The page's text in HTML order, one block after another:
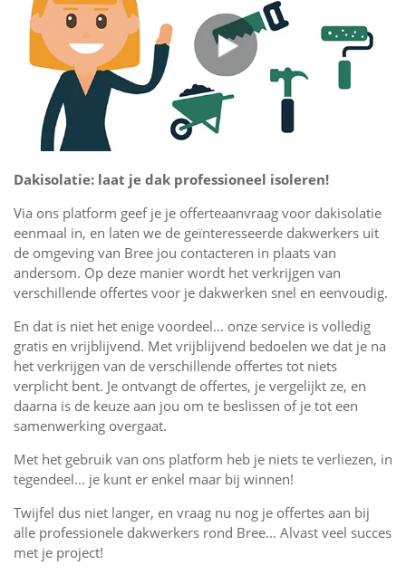
Dakisolatie: laat je dak professioneel isoleren!
Via ons platform geef je je offerteaanvraag voor dakisolatie
eenmaal in, en laten we de geïnteresseerde dakwerkers uit
de omgeving van Bree jou contacteren in plaats van
andersom. Op deze manier wordt het verkrijgen van
verschillende offertes voor je dakwerken snel en eenvoudig.
En dat is niet het enige voordeel... onze service is volledig
gratis en vrijblijvend. Met vrijblijvend bedoelen we dat je na
het verkrijgen van de verschillende offertes tot niets
verplicht bent. Je ontvangt de offertes, je vergelijkt ze, en
daarna is de keuze aan jou om te beslissen of je tot een
samenwerking overgaat.
Met het gebruik van ons platform heb je niets te verliezen, in
tegendeel... je kunt er enkel maar bij winnen!
Twijfel dus niet langer, en vraag nu nog je offertes aan bij
alle professionele dakwerkers rond Bree... Alvast veel succes
met je project!